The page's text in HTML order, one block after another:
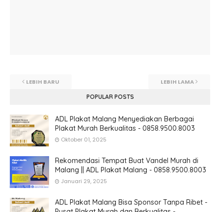
LEBIH BARU LEBIH LAMA
POPULAR POSTS
ADL Plakat Malang Menyediakan Berbagai
Plakat Murah Berkualitas - 0858.9500.8003
Oktober 01, 2025
Rekomendasi Tempat Buat Vandel Murah di
Malang || ADL Plakat Malang - 0858.9500.8003
Januari 29, 2025
ADL Plakat Malang Bisa Sponsor Tanpa Ribet -